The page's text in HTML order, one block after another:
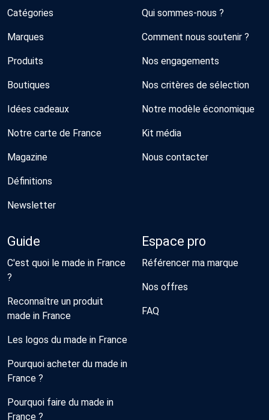
Catégories
Marques
Produits
Boutiques
Idées cadeaux
Notre carte de France
Magazine
Définitions
Newsletter
Qui sommes-nous ?
Comment nous soutenir ?
Nos engagements
Nos critères de sélection
Notre modèle économique
Kit média
Nous contacter
Guide
C'est quoi le made in France
?
Reconnaître un produit
made in France
Les logos du made in France
Pourquoi acheter du made in
France ?
Pourquoi faire du made in
France ?
Espace pro
Référencer ma marque
Nos offres
FAQ